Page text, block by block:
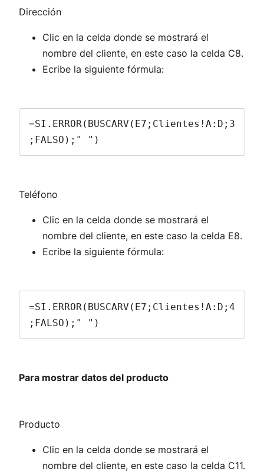
Dirección
Clic en la celda donde se mostrará el
nombre del cliente, en este caso la celda C8.
Ecribe la siguiente fórmula:
=SI.ERROR(BUSCARV(E7;Clientes!A:D;3
;FALSO);" ")
Teléfono
Clic en la celda donde se mostrará el
nombre del cliente, en este caso la celda E8.
Ecribe la siguiente fórmula:
=SI.ERROR(BUSCARV(E7;Clientes!A:D;4
;FALSO);" ")
Para mostrar datos del producto
Producto
Clic en la celda donde se mostrará el
nombre del cliente, en este caso la celda C11.